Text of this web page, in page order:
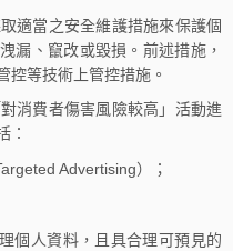
適當之安全維護措施來保護個
漏、竄改或毀損。前述措施，
控等技術上管控措施。
消費者傷害風險較高」活動進
：
Advertising）；
個人資料，且具合理可預見的